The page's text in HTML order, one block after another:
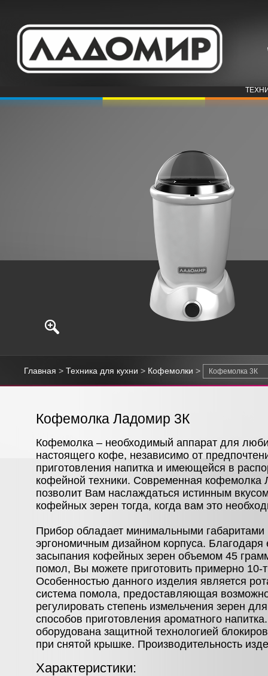
Главная > Техника для кухни > Кофемолки >
Кофемолка Ладомир 3К
Кофемолка – необходимый аппарат для
настоящего кофе, независимо от
приготовления напитка и имеющейся в
кофейной техники. Современная кофемолка
позволит Вам наслаждаться истинным
кофейных зерен тогда, когда вам это
Прибор обладает минимальными
эргономичным дизайном корпуса. Благодаря
засыпания кофейных зерен объемом 45
помол, Вы можете приготовить примерно 10-
Особенностью данного изделия является
система помола, предоставляющая
регулировать степень измельчения зерен
способов приготовления ароматного
оборудована защитной технологией
при снятой крышке. Производительность
Характеристики: